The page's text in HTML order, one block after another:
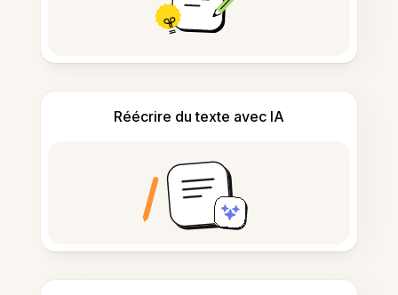
Réécrire du texte avec IA